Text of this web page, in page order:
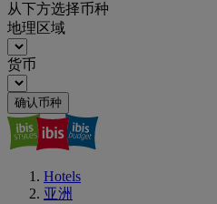
从下方选择币种
地理区域
货币
确认币种
Hotels
亚洲